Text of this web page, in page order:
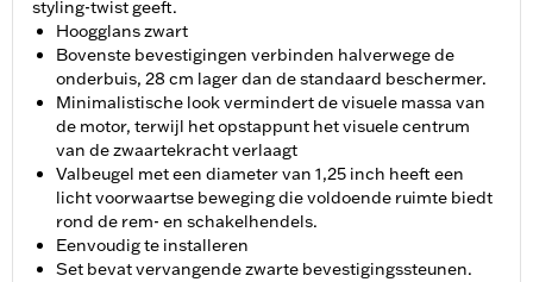
styling-twist geeft.
Hoogglans zwart
Bovenste bevestigingen verbinden halverwege de
onderbuis, 28 cm lager dan de standaard beschermer.
Minimalistische look vermindert de visuele massa van
de motor, terwijl het opstappunt het visuele centrum
van de zwaartekracht verlaagt
Valbeugel met een diameter van 1,25 inch heeft een
licht voorwaartse beweging die voldoende ruimte biedt
rond de rem- en schakelhendels.
Eenvoudig te installeren
Set bevat vervangende zwarte bevestigingssteunen.